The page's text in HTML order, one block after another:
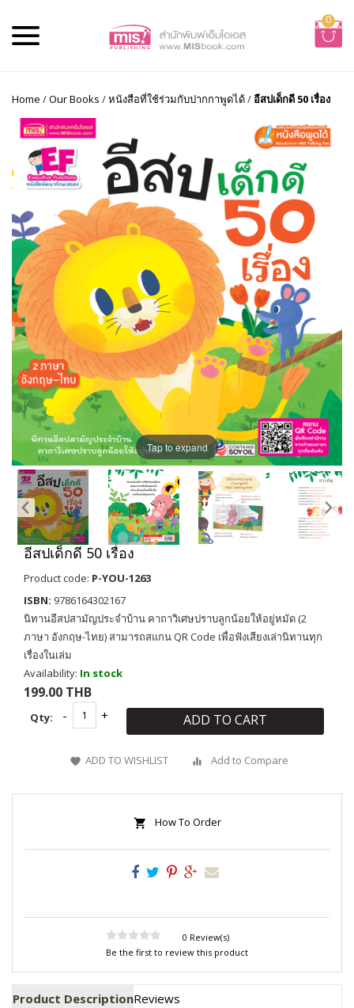
0
Home /Our Books /หนังสือที่ใช้ร่วมกับปากกาพูดได้/ อีสปเด็กดี 50 เรื่อง
Tap to expand
อีสปเด็กดี 50 เรื่อง
Product code: P-YOU-1263
ISBN: 9786164302167
นิทานอีสปสามัญประจำบ้าน คาถาวิเศษปราบลูกน้อยให้อยู่หมัด (2
ภาษา อังกฤษ-ไทย) สามารถสแกน QR Code เพื่อฟังเสียงเล่านิทานทุก
เรื่องในเล่ม
Availability: In stock
199.00 THB
Qty: ADD TO CART
ADD TO WISHLIST Add to Compare
How To Order
0 Review(s)
Be the first to review this product
Product DescriptionReviews